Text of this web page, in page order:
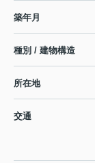
築年月
種別 / 建物構造
所在地
交通